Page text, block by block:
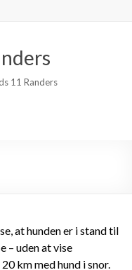
11 Randers
at hunden er i stand til
– uden at vise
km med hund i snor.